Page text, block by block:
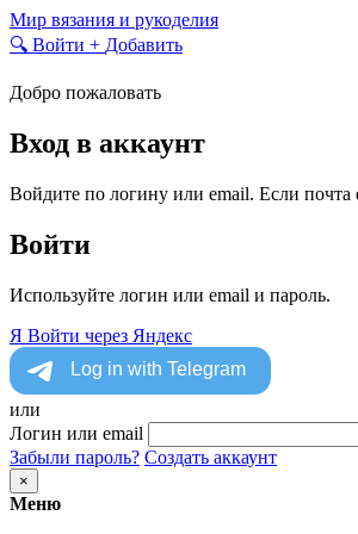
Skip
to
Мир вязания и рукоделия
🔍 Войти + Добавить
Добро пожаловать
Вход в аккаунт
Войдите по логину или email. Если
Войти
Используйте логин или email и пароль.
Я Войти через Яндекс
или
Логин или email
Забыли пароль? Создать аккаунт
×
Меню